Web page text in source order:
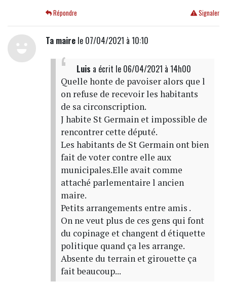
Signaler
Répondre
Ta mairele 07/04/2021 à 10:10
Luis a écrit le 06/04/2021 à 14h00
Quelle honte de pavoiser alors que l
on refuse de recevoir les habitants
de sa circonscription.
J habite St Germain et impossible de
rencontrer cette député.
Les habitants de St Germain ont bien
fait de voter contre elle aux
municipales.Elle avait comme
attaché parlementaire l ancien
maire.
Petits arrangements entre amis .
On ne veut plus de ces gens qui font
du copinage et changent d étiquette
politique quand ça les arrange.
Absente du terrain et girouette ça
fait beaucoup...